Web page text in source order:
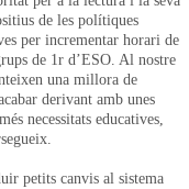
de les polítiques
per incrementar horari de
de 1r d’ESO. Al nostre
una millora de
derivant amb unes
necessitats educatives,
petits canvis al sistema